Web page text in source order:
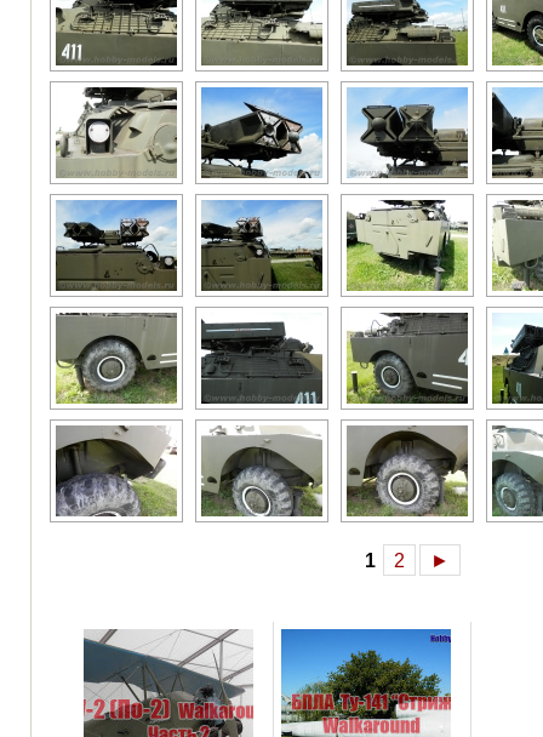
1 2 ►